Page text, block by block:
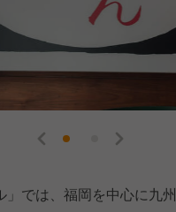
では、福岡を中心に九